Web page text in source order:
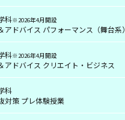
科※2026年4月開設
アドバイス パフォーマンス（舞台系）
科※2026年4月開設
アドバイス クリエイト・ビジネス
科
対策 プレ体験授業